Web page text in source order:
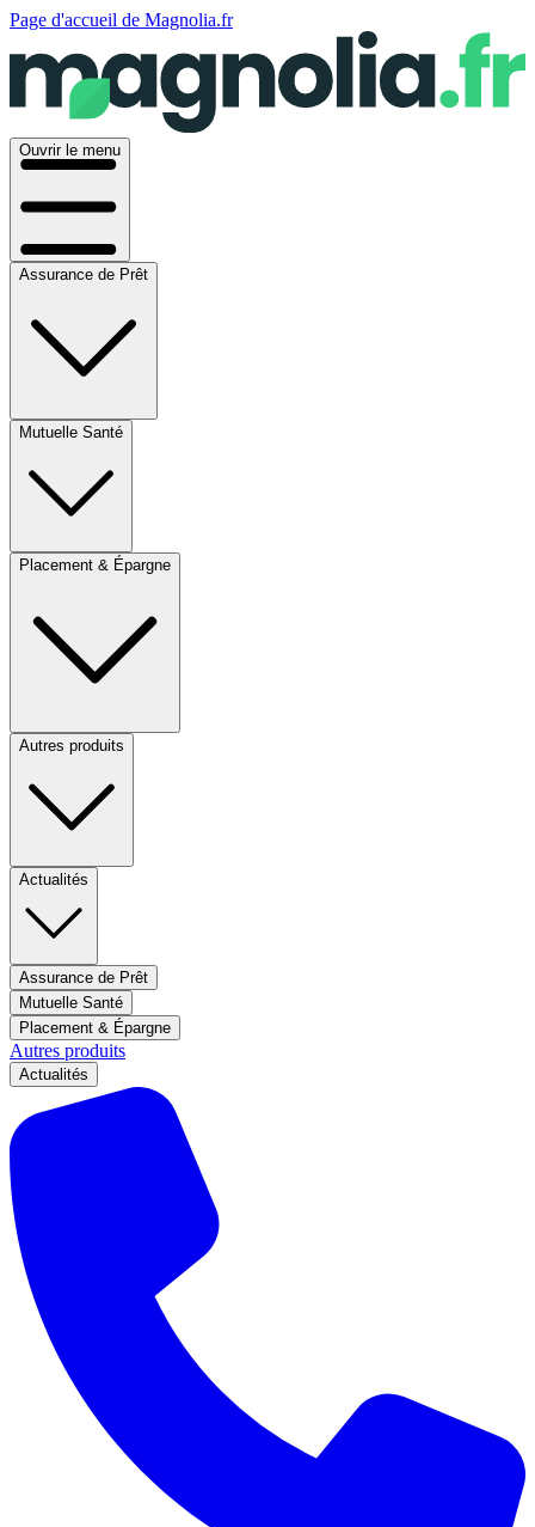
Page d'accueil de Magnolia.fr
Ouvrir le menu
Assurance de Prêt
Mutuelle Santé
Placement & Épargne
Autres produits
Actualités
Assurance de Prêt
Mutuelle Santé
Placement & Épargne
Autres produits
Actualités